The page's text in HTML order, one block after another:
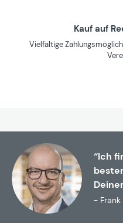
Kauf auf
Vielfältige
“Ich
-